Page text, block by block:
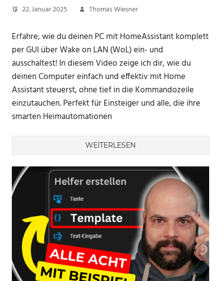
22. Januar 2025 Thomas Wiesner
Erfahre, wie du deinen PC mit HomeAssistant komplett
per GUI über Wake on LAN (WoL) ein- und
ausschaltest! In diesem Video zeige ich dir, wie du
deinen Computer einfach und effektiv mit Home
Assistant steuerst, ohne tief in die Kommandozeile
einzutauchen. Perfekt für Einsteiger und alle, die ihre
smarten Heimautomationen
WEITERLESEN